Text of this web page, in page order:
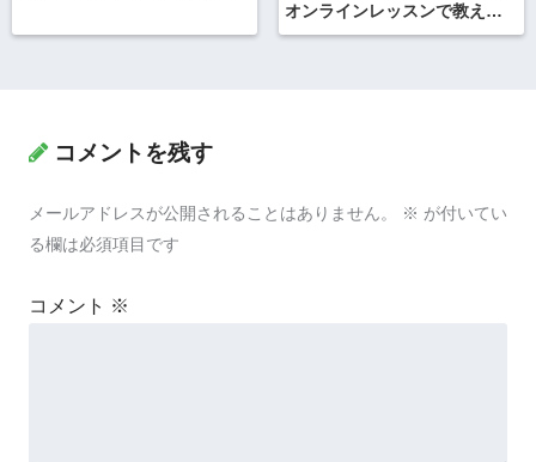
オンラインレッスンで教えら
れるか
コメントを残す
メールアドレスが公開されることはありません。 ※ が付いてい
る欄は必須項目です
コメント ※